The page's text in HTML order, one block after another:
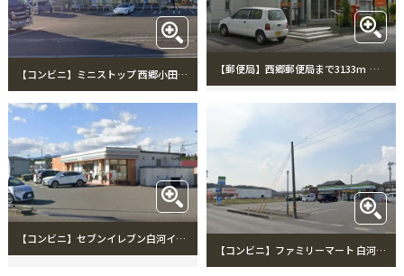
【コンビニ】ミニストップ 西郷小田倉店まで2898m ミニストップ 西郷小田倉店 【郵便局】西郷郵便局まで3133m 西郷郵便局
【コンビニ】セブンイレブン白河インター店まで3020m セブンイレブン白河インター店
【コンビニ】ファミリーマート 白河高山店まで3739m ファミリーマート 白河高山店